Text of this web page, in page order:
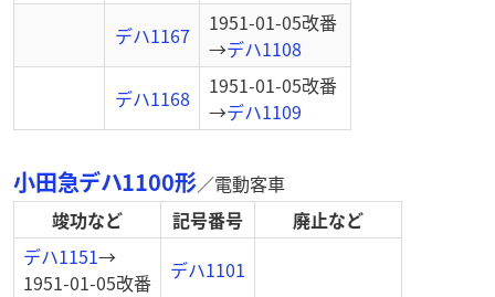
デハ1167
1951-01-05改番
→デハ1108
デハ1168
1951-01-05改番
→デハ1109
小田急デハ1100形／電動客車
竣功など
記号番号
廃止など
デハ1151→
1951-01-05改番
デハ1101